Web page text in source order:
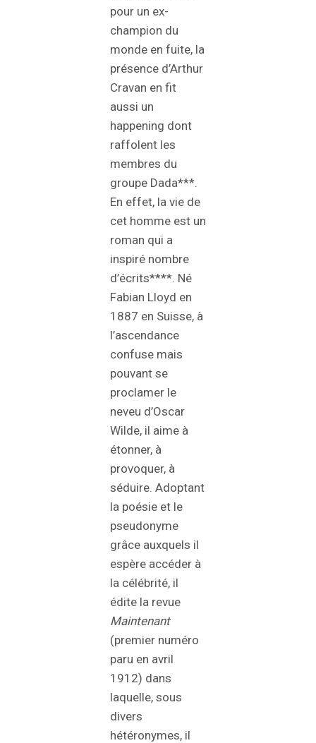
pour un ex-
champion du
monde en fuite, la
présence d’Arthur
Cravan en fit
aussi un
happening dont
raffolent les
membres du
groupe Dada***.
En effet, la vie de
cet homme est un
roman qui a
inspiré nombre
d’écrits****. Né
Fabian Lloyd en
1887 en Suisse, à
l’ascendance
confuse mais
pouvant se
proclamer le
neveu d’Oscar
Wilde, il aime à
étonner, à
provoquer, à
séduire. Adoptant
la poésie et le
pseudonyme
grâce auxquels il
espère accéder à
la célébrité, il
édite la revue
Maintenant
(premier numéro
paru en avril
1912) dans
laquelle, sous
divers
hétéronymes, il